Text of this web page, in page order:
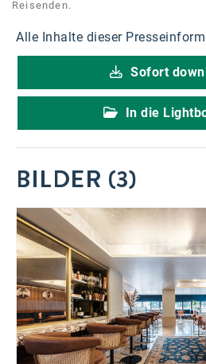
Reisenden.
Alle Inhalte dieser
Sofort
In die
BILDER (3)